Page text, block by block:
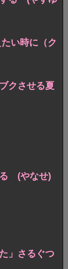
い時に（ク
クさせる夏
る (やなせ)
」さるぐつ